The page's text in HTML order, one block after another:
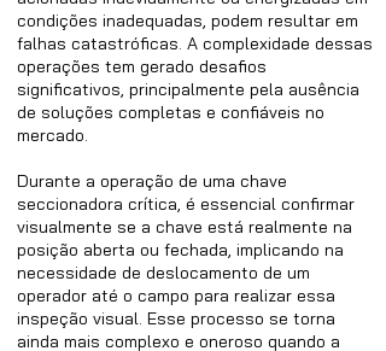
condições inadequadas, podem resultar em
falhas catastróficas. A complexidade dessas
operações tem gerado desafios
significativos, principalmente pela ausência
de soluções completas e confiáveis no
mercado.
Durante a operação de uma chave
seccionadora crítica, é essencial confirmar
visualmente se a chave está realmente na
posição aberta ou fechada, implicando na
necessidade de deslocamento de um
operador até o campo para realizar essa
inspeção visual. Esse processo se torna
ainda mais complexo e oneroso quando a